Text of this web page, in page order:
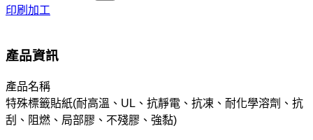
印刷加工
產品資訊
產品名稱
特殊標籤貼紙(耐高溫、UL、抗靜電、抗凍、耐化學溶劑、抗
刮、阻燃、局部膠、不殘膠、強黏)